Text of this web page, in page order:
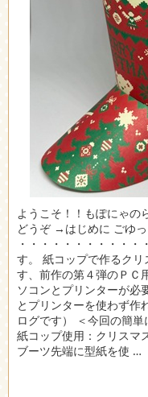
ようこそ！！もぽにゃの
どうぞ →はじめに ごゆ
・・・・・・・・・
す。 紙コップで作るク
す、前作の第４弾のＰＣ
ソコンとプリンターが必
とプリンターを使わず作
ログです） ＜今回の簡
紙コップ使用：クリスマ
ブーツ先端に型紙を使 …